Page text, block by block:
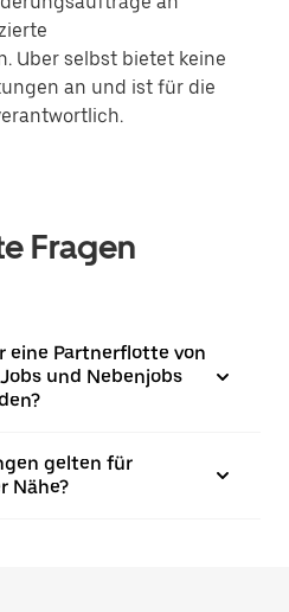
Uber selbst bietet keine
an und ist für die
Fragen
eine Partnerflotte von
und Nebenjobs
gelten für
Nähe?